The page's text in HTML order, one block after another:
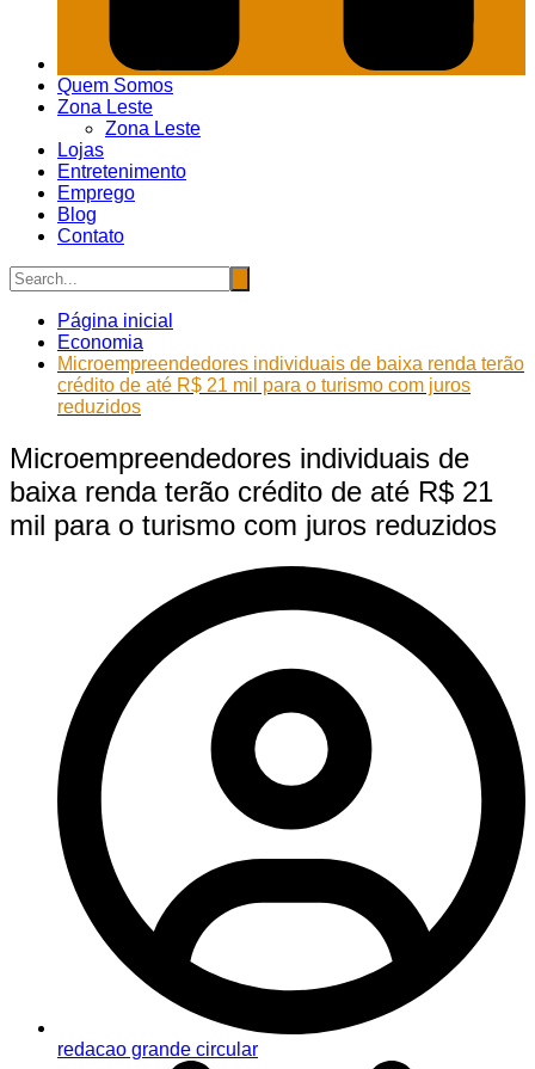
Quem Somos
Zona Leste
Zona Leste
Lojas
Entretenimento
Emprego
Blog
Contato
Página inicial
Economia
Microempreendedores individuais de baixa renda terão
crédito de até R$ 21 mil para o turismo com juros
reduzidos
Microempreendedores individuais de
baixa renda terão crédito de até R$ 21
mil para o turismo com juros reduzidos
redacao grande circular